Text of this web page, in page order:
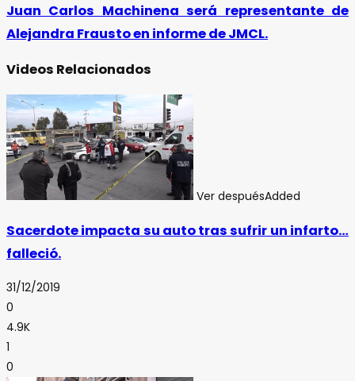
Juan Carlos Machinena será representante de
Alejandra Frausto en informe de JMCL.
Videos Relacionados
Ver despuésAdded
Sacerdote impacta su auto tras sufrir un infarto…
falleció.
31/12/2019
0
4.9K
1
0